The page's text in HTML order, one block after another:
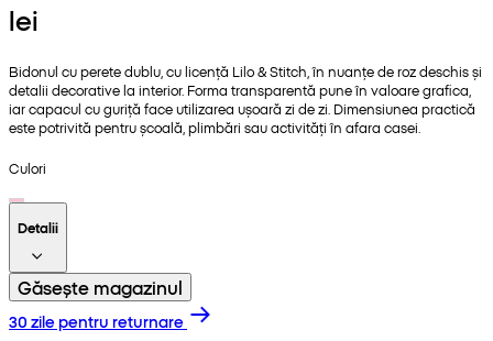
lei
Bidonul cu perete dublu, cu licență Lilo & Stitch, în nuanțe de roz deschis și
detalii decorative la interior. Forma transparentă pune în valoare grafica,
iar capacul cu guriță face utilizarea ușoară zi de zi. Dimensiunea practică
este potrivită pentru școală, plimbări sau activități în afara casei.
Culori
Detalii
Găsește magazinul
30 zile pentru returnare